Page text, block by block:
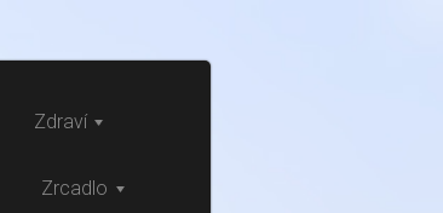
Zdraví
Zrcadlo